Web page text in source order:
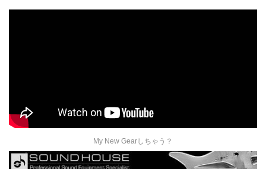
My New Gearしちゃう？